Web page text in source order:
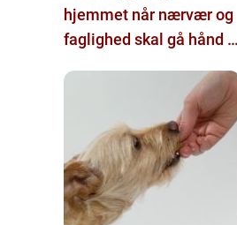
hjemmet når nærvær og
faglighed skal gå hånd i